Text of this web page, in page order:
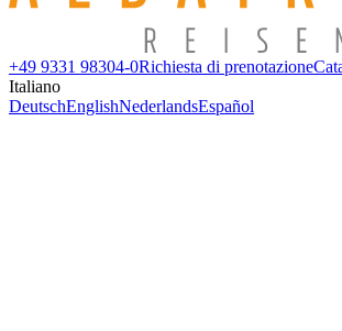
+49 9331 98304-0Richiesta di prenotazione
Italiano
DeutschEnglishNederlandsEspañol